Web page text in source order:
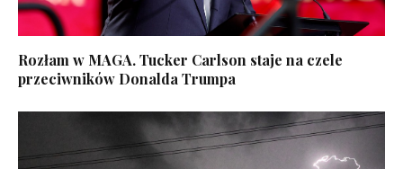
Rozłam w MAGA. Tucker Carlson staje na czele
przeciwników Donalda Trumpa